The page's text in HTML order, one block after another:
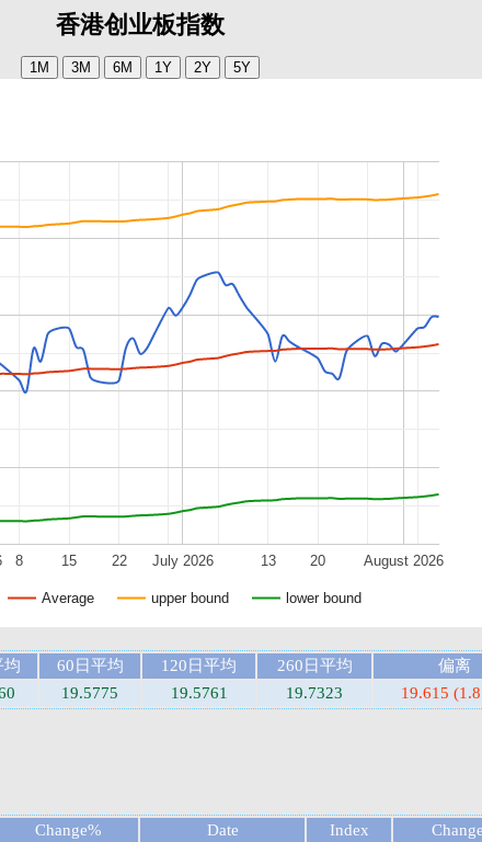
香港创业板指数
Average upper bound lower bound
July 2026 August 2026
8 15 22 13 20
均 60日平均 120日平均 260日平均
偏离
19.5775 19.5761 19.7323 19.615
Change% Date Index